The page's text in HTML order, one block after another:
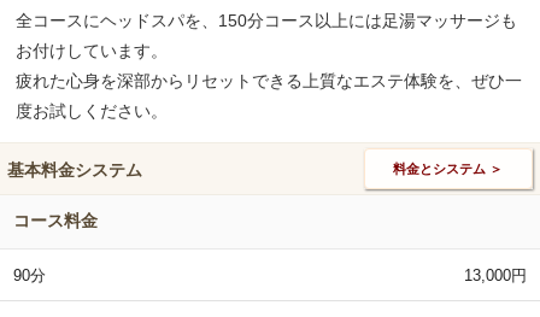
全コースにヘッドスパを、150分コース以上には足湯マッサージも
お付けしています。
疲れた心身を深部からリセットできる上質なエステ体験を、ぜひ一
度お試しください。
基本料金システム 料金とシステム ＞
コース料金
90分 13,000円